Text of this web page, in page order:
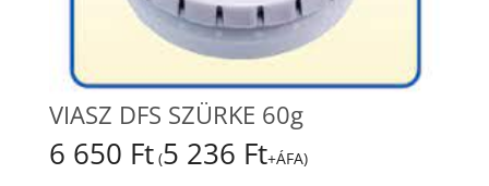
VIASZ DFS SZÜRKE 60g
6 650 Ft (5 236 Ft+ÁFA)